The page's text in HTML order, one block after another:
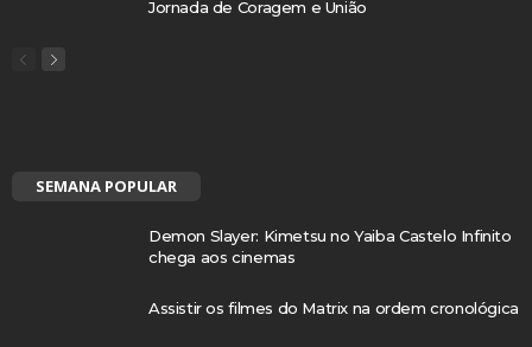
Jornada de Coragem e União
SEMANA POPULAR
Demon Slayer: Kimetsu no Yaiba Castelo Infinito
chega aos cinemas
Assistir os filmes do Matrix na ordem cronológica